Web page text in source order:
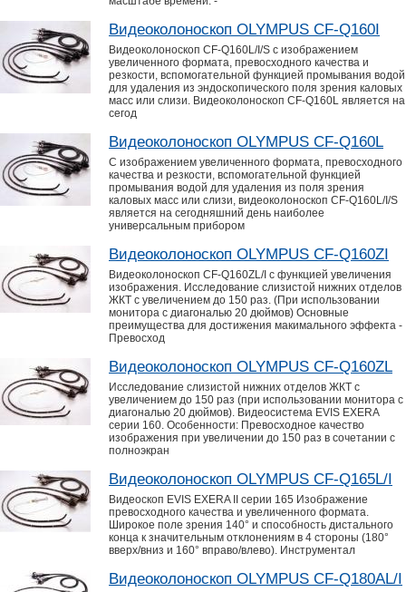
Видеоколоноскоп OLYMPUS CF-Q160I
Видеоколоноскоп CF-Q160L/I/S с изображением
увеличенного формата, превосходного качества и
резкости, вспомогательной функцией промывания водой
для удаления из эндоскопического поля зрения каловых
масс или слизи. Видеоколоноскоп CF-Q160L является на
сегод
Видеоколоноскоп OLYMPUS CF-Q160L
С изображением увеличенного формата, превосходного
качества и резкости, вспомогательной функцией
промывания водой для удаления из поля зрения
каловых масс или слизи, видеоколоноскоп CF-Q160L/I/S
является на сегодняшний день наиболее
универсальным прибором
Видеоколоноскоп OLYMPUS CF-Q160ZI
Видеоколоноскоп CF-Q160ZL/I с функцией увеличения
изображения. Исследование слизистой нижних отделов
ЖКТ с увеличением до 150 раз. (При использовании
монитора с диагональю 20 дюймов) Основные
преимущества для достижения макимального эффекта -
Превосход
Видеоколоноскоп OLYMPUS CF-Q160ZL
Исследование слизистой нижних отделов ЖКТ с
увеличением до 150 раз (при использовании монитора с
диагональю 20 дюймов). Видеосистема EVIS EXERA
серии 160. Особенности: Превосходное качество
изображения при увеличении до 150 раз в сочетании с
полноэкран
Видеоколоноскоп OLYMPUS CF-Q165L/I
Видеоскоп EVIS EXERA II серии 165 Изображение
превосходного качества и увеличенного формата.
Широкое поле зрения 140° и способность дистального
конца к значительным отклонениям в 4 стороны (180°
вверх/вниз и 160° вправо/влево). Инструментал
Видеоколоноскоп OLYMPUS CF-Q180AL/I